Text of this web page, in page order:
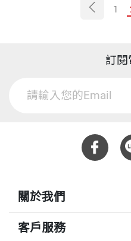
1
訂閱
關於我們
客戶服務